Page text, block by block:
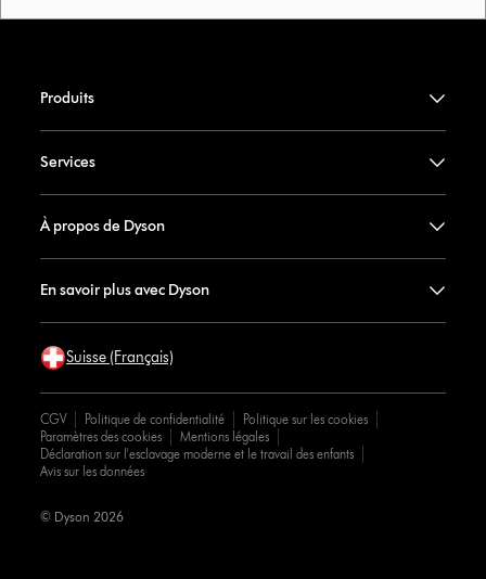
Produits
Services
À propos de Dyson
En savoir plus avec Dyson
Suisse (Français)
CGV Politique de confidentialité
Politique sur les cookies
Paramètres des cookies
Mentions légales
Déclaration sur l'esclavage moderne et le travail des enfants
Avis sur les données
© Dyson 2026